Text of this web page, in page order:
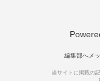
編集部へメ
当サイトに掲載の